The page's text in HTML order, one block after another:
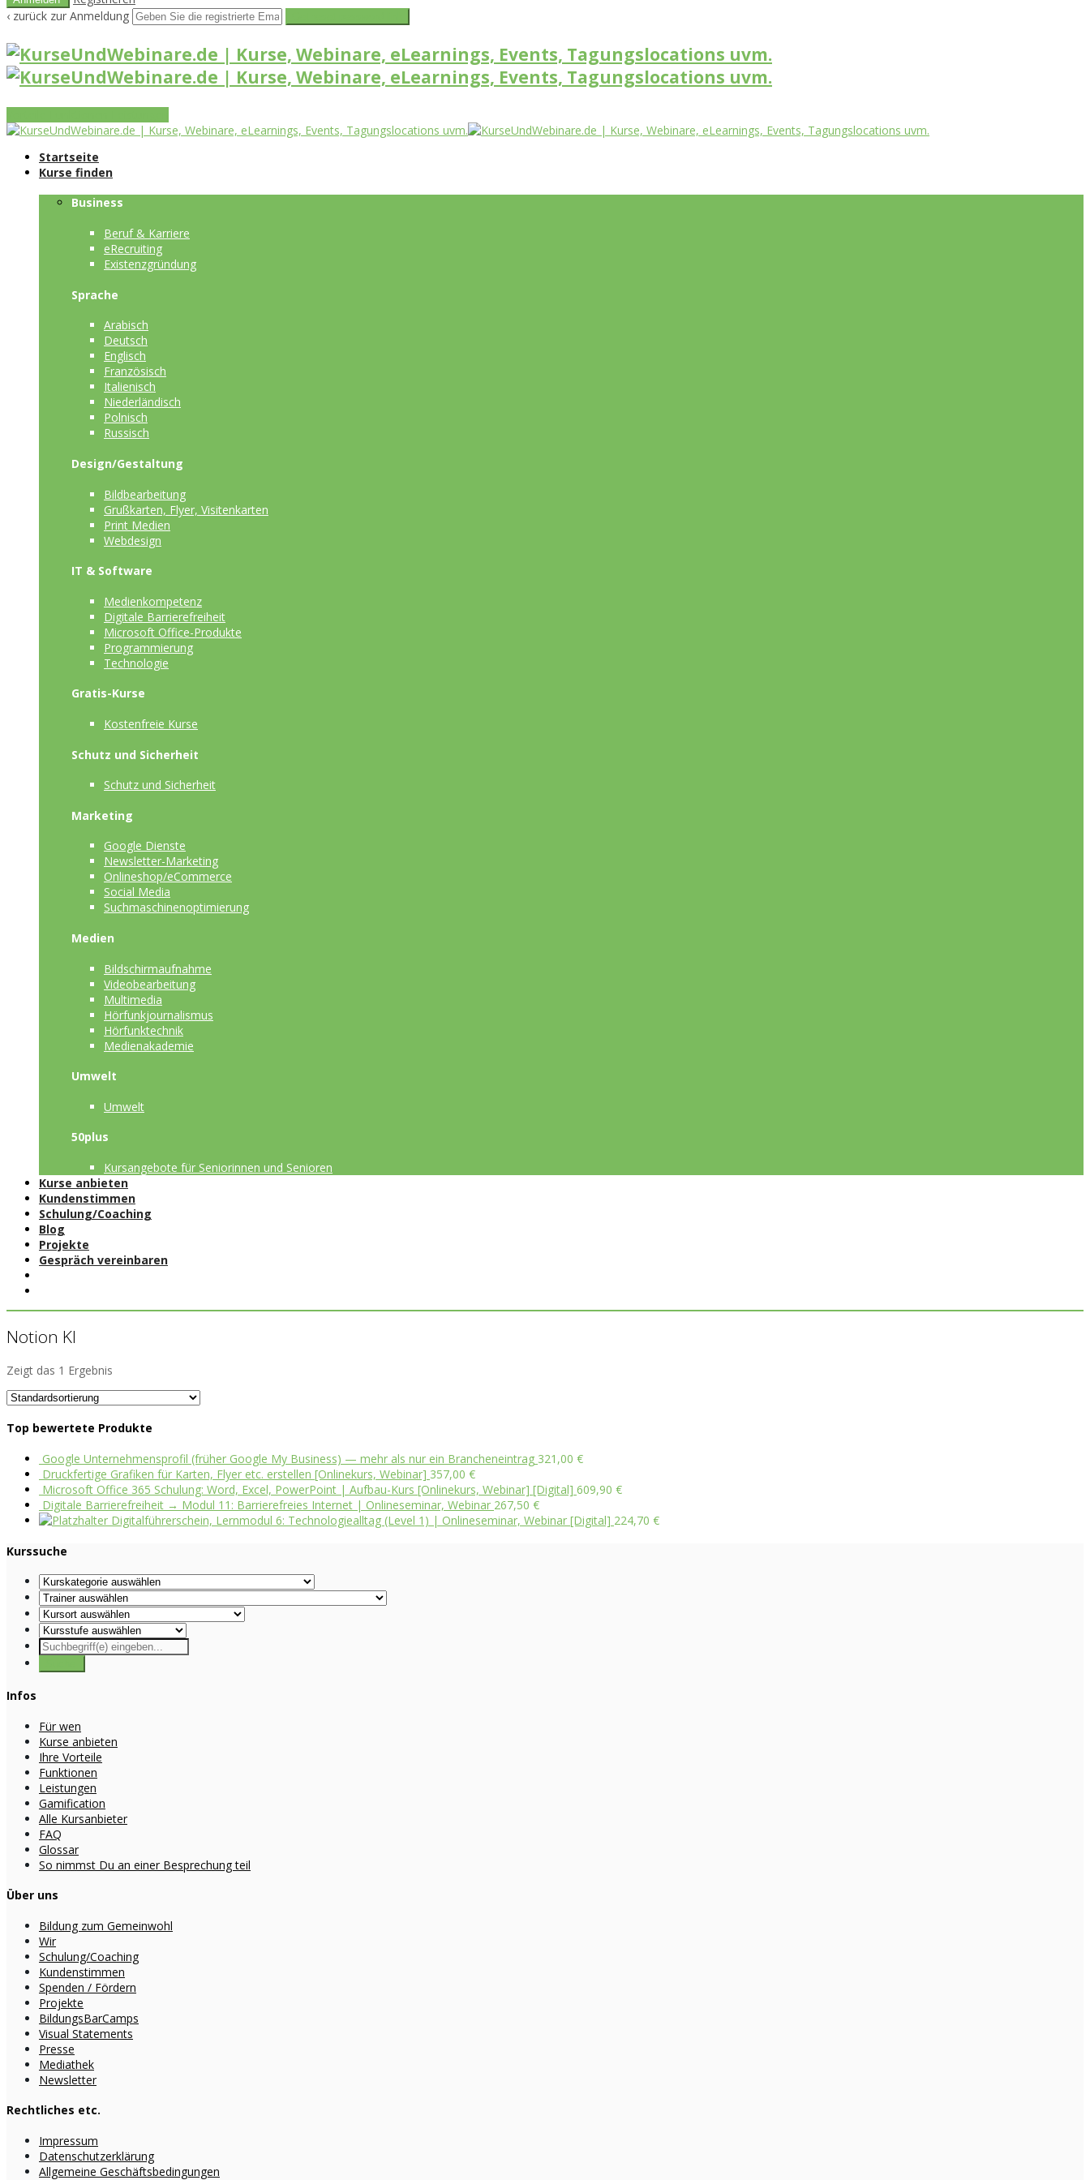
‹ zurück zur Anmeldung
Startseite
Kurse finden
Business
Beruf & Karriere
eRecruiting
Existenzgründung
Sprache
Arabisch
Deutsch
Englisch
Französisch
Italienisch
Niederländisch
Polnisch
Russisch
Design/Gestaltung
Bildbearbeitung
Grußkarten, Flyer, Visitenkarten
Print Medien
Webdesign
IT & Software
Medienkompetenz
Digitale Barrierefreiheit
Microsoft Office-Produkte
Programmierung
Technologie
Gratis-Kurse
Kostenfreie Kurse
Schutz und Sicherheit
Schutz und Sicherheit
Marketing
Google Dienste
Newsletter-Marketing
Onlineshop/eCommerce
Social Media
Suchmaschinenoptimierung
Medien
Bildschirmaufnahme
Videobearbeitung
Multimedia
Hörfunkjournalismus
Hörfunktechnik
Medienakademie
Umwelt
Umwelt
50plus
Kursangebote für Seniorinnen und Senioren
Kurse anbieten
Kundenstimmen
Schulung/Coaching
Blog
Projekte
Gespräch vereinbaren
Notion KI
Zeigt das 1 Ergebnis
Top bewertete Produkte
Google Unternehmensprofil (früher Google My Business) — mehr als nur ein Brancheneintrag 321,00 €
Druckfertige Grafiken für Karten, Flyer etc. erstellen [Onlinekurs, Webinar] 357,00 €
Microsoft Office 365 Schulung: Word, Excel, PowerPoint | Aufbau-Kurs [Onlinekurs, Webinar] [Digital] 609,90 €
Digitale Barrierefreiheit → Modul 11: Barrierefreies Internet | Onlineseminar, Webinar 267,50 €
Digitalführerschein, Lernmodul 6: Technologiealltag (Level 1) | Onlineseminar, Webinar [Digital] 224,70 €
Kurssuche
Infos
Für wen
Kurse anbieten
Ihre Vorteile
Funktionen
Leistungen
Gamification
Alle Kursanbieter
FAQ
Glossar
So nimmst Du an einer Besprechung teil
Über uns
Bildung zum Gemeinwohl
Wir
Schulung/Coaching
Kundenstimmen
Spenden / Fördern
Projekte
BildungsBarCamps
Visual Statements
Presse
Mediathek
Newsletter
Rechtliches etc.
Impressum
Datenschutzerklärung
Allgemeine Geschäftsbedingungen